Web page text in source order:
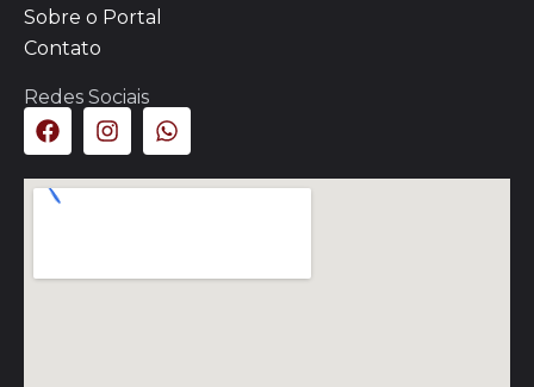
Sobre o Portal
Contato
Redes Sociais